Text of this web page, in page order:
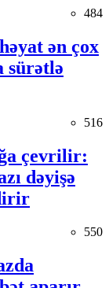
484
ən çox
sürətlə
516
çevrilir:
dəyişə
550